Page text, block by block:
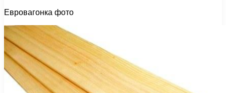
Евровагонка фото